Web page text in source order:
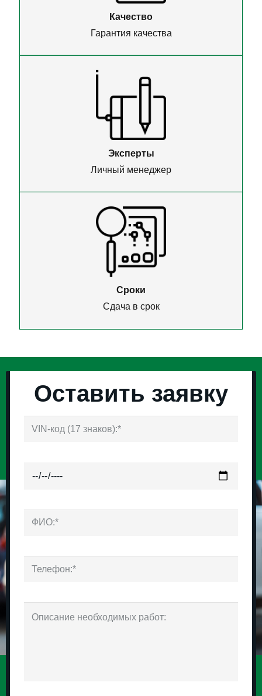
Качество
Гарантия качества
Эксперты
Личный менеджер
Сроки
Сдача в срок
Оставить заявку